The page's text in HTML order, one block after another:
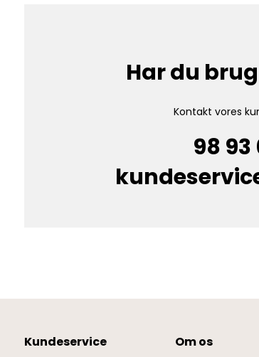
Har du
Kontakt vores
98 93
Kundeservice Om os